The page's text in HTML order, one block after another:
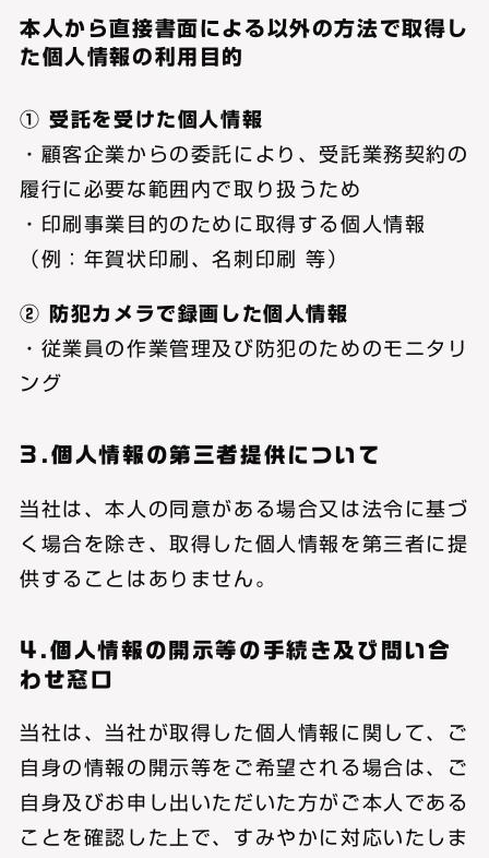
本人から直接書面による以外の方法で取得し
た個人情報の利用目的
① 受託を受けた個人情報
・顧客企業からの委託により、受託業務契約の
履行に必要な範囲内で取り扱うため
・印刷事業目的のために取得する個人情報
（例：年賀状印刷、名刺印刷 等）
② 防犯カメラで録画した個人情報
・従業員の作業管理及び防犯のためのモニタリ
ング
3.個人情報の第三者提供について
当社は、本人の同意がある場合又は法令に基づ
く場合を除き、取得した個人情報を第三者に提
供することはありません。
4.個人情報の開示等の手続き及び問い合
わせ窓口
当社は、当社が取得した個人情報に関して、ご
自身の情報の開示等をご希望される場合は、ご
自身及びお申し出いただいた方がご本人である
ことを確認した上で、すみやかに対応いたしま